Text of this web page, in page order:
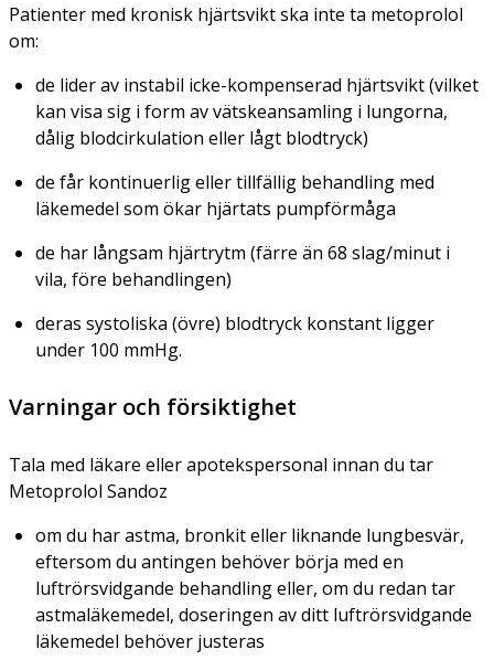
Patienter med kronisk hjärtsvikt ska inte ta metoprolol
om:
de lider av instabil icke-kompenserad hjärtsvikt (vilket
kan visa sig i form av vätskeansamling i lungorna,
dålig blodcirkulation eller lågt blodtryck)
de får kontinuerlig eller tillfällig behandling med
läkemedel som ökar hjärtats pumpförmåga
de har långsam hjärtrytm (färre än 68 slag/minut i
vila, före behandlingen)
deras systoliska (övre) blodtryck konstant ligger
under 100 mmHg.
Varningar och försiktighet
Tala med läkare eller apotekspersonal innan du tar
Metoprolol Sandoz
om du har astma, bronkit eller liknande lungbesvär,
eftersom du antingen behöver börja med en
luftrörsvidgande behandling eller, om du redan tar
astmaläkemedel, doseringen av ditt luftrörsvidgande
läkemedel behöver justeras